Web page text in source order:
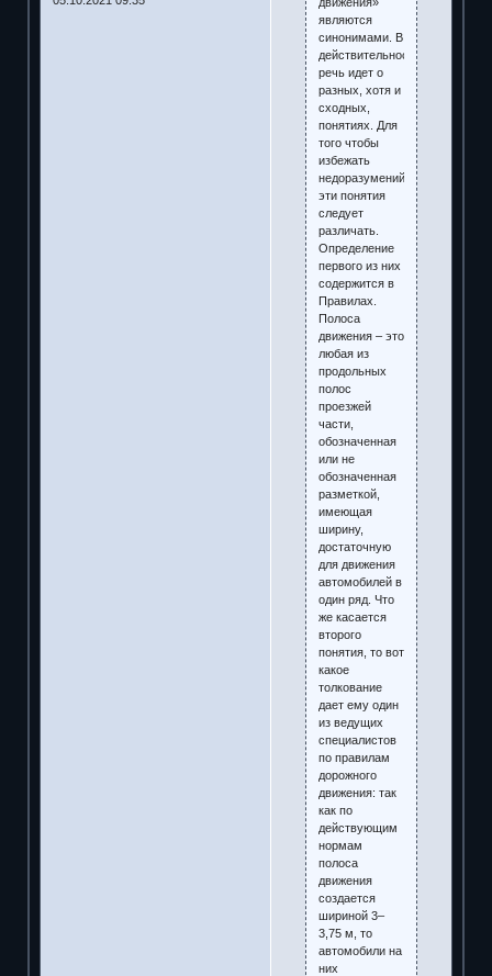
являются
синонимами. В
действительности
речь идет о
разных, хотя и
сходных,
понятиях. Для
того чтобы
избежать
недоразумений,
эти понятия
следует
различать.
Определение
первого из них
содержится в
Правилах.
Полоса
движения – это
любая из
продольных
полос
проезжей
части,
обозначенная
или не
обозначенная
разметкой,
имеющая
ширину,
достаточную
для движения
автомобилей в
один ряд. Что
же касается
второго
понятия, то вот
какое
толкование
дает ему один
из ведущих
специалистов
по правилам
дорожного
движения: так
как по
действующим
нормам
полоса
движения
создается
шириной 3–
3,75 м, то
автомобили на
них